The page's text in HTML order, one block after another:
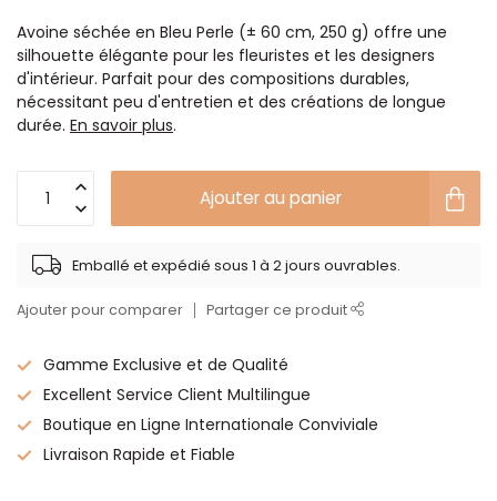
Avoine séchée en Bleu Perle (± 60 cm, 250 g) offre une
silhouette élégante pour les fleuristes et les designers
d'intérieur. Parfait pour des compositions durables,
nécessitant peu d'entretien et des créations de longue
durée. En savoir plus.
Ajouter au panier
Emballé et expédié sous 1 à 2 jours ouvrables.
Ajouter pour comparer Partager ce produit
Gamme Exclusive et de Qualité
Excellent Service Client Multilingue
Boutique en Ligne Internationale Conviviale
Livraison Rapide et Fiable